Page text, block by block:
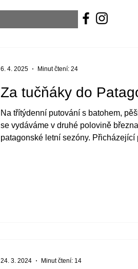
Za tučňáky do
Na třítýdenní putování s batohem,
se vydáváme v druhé polovině
patagonské letní sezóny. Přicházející
6. 4. 2025 Minut čtení: 24
24. 3. 2024 Minut čtení: 14